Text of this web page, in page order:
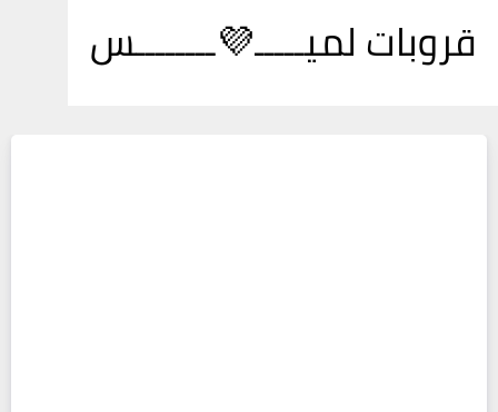
قروبات لميـــــ💜ــــــــس